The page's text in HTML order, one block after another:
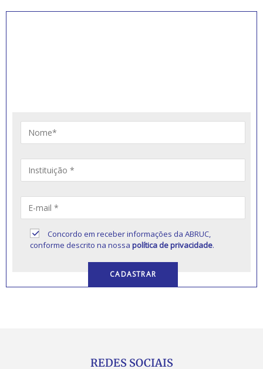
Concordo em receber informações da ABRUC,
conforme descrito na nossapolítica de privacidade.
REDES SOCIAIS